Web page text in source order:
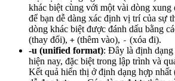
khác biệt cùng với một vài dòng xung
để bạn dễ dàng xác định vị trí của sự
dòng khác biệt được đánh dấu bằng
(thay đổi), + (thêm vào), - (xóa đi).
-u (unified format): Đây là định
hiện nay, đặc biệt trong lập trình và
Kết quả hiển thị ở định dạng hợp nhất